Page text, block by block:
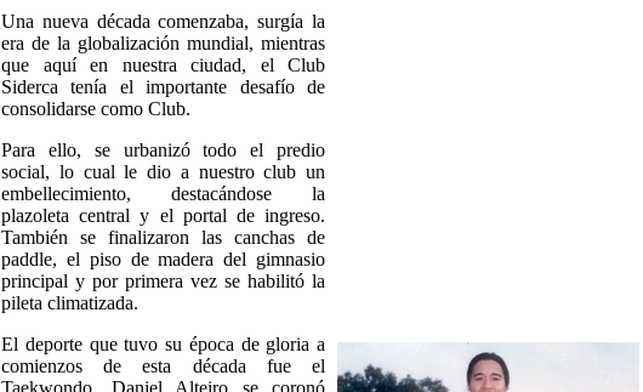
Una nueva década comenzaba, surgía la
era de la globalización mundial, mientras
que aquí en nuestra ciudad, el Club
Siderca tenía el importante desafío de
consolidarse como Club.
Para ello, se urbanizó todo el predio
social, lo cual le dio a nuestro club un
embellecimiento, destacándose la
plazoleta central y el portal de ingreso.
También se finalizaron las canchas de
paddle, el piso de madera del gimnasio
principal y por primera vez se habilitó la
pileta climatizada.
El deporte que tuvo su época de gloria a
comienzos de esta década fue el
Taekwondo, Daniel Alteiro se coronó